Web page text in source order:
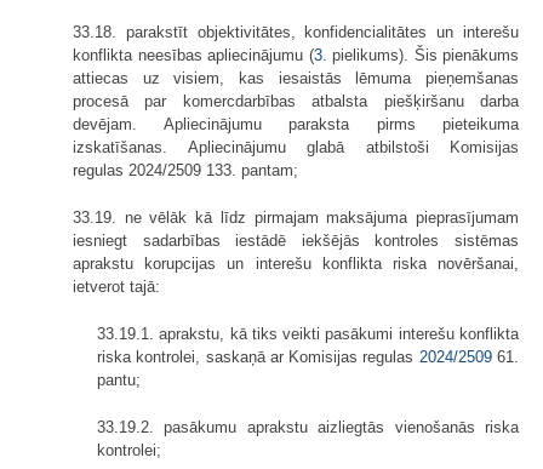
33.18. parakstīt objektivitātes, konfidencialitātes un interešu
konflikta neesības apliecinājumu (3. pielikums). Šis pienākums
attiecas uz visiem, kas iesaistās lēmuma pieņemšanas
procesā par komercdarbības atbalsta piešķiršanu darba
devējam. Apliecinājumu paraksta pirms pieteikuma
izskatīšanas. Apliecinājumu glabā atbilstoši Komisijas
regulas 2024/2509 133. pantam;
33.19. ne vēlāk kā līdz pirmajam maksājuma pieprasījumam
iesniegt sadarbības iestādē iekšējās kontroles sistēmas
aprakstu korupcijas un interešu konflikta riska novēršanai,
ietverot tajā:
33.19.1. aprakstu, kā tiks veikti pasākumi interešu konflikta
riska kontrolei, saskaņā ar Komisijas regulas 2024/250961.
pantu;
33.19.2. pasākumu aprakstu aizliegtās vienošanās riska
kontrolei;